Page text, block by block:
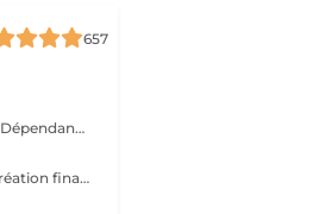
657
Le Forfait Brushing contient uniquement le Brushing. Dépendant de la longueur des cheveux, le prix peut varier. En cas de questions veuillez appeler au +352 26 35 02 89.
Le prix peut varier à la hausse dépendant du type de création finalement réalisée.